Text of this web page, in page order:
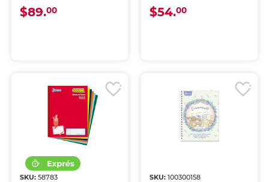
$89.00 $54.00
SKU:58783
SKU: 100300158